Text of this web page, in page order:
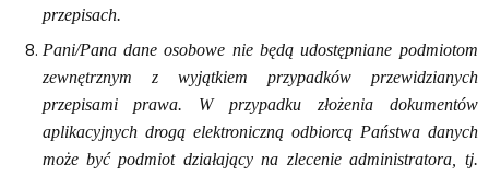
przepisach.
Pani/Pana dane osobowe nie będą udostępniane podmiotom
zewnętrznym z wyjątkiem przypadków przewidzianych
przepisami prawa. W przypadku złożenia dokumentów
aplikacyjnych drogą elektroniczną odbiorcą Państwa danych
może być podmiot działający na zlecenie administratora, tj.